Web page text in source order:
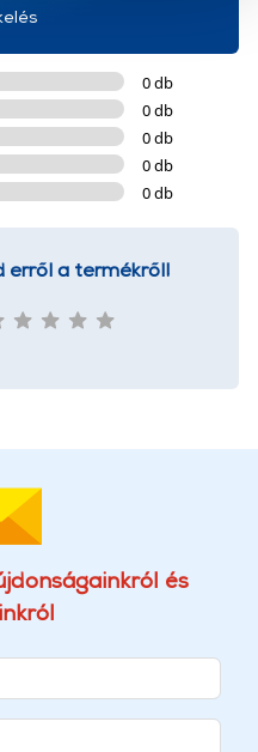
szükségesek. Az oldal
Adatvédelem
0 db
0 db
0 db
0 db
0 db
erről a termékről!
és